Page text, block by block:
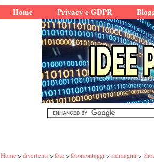
Home Privacy e GDPR
Home divertenti foto fotomontaggi immagini